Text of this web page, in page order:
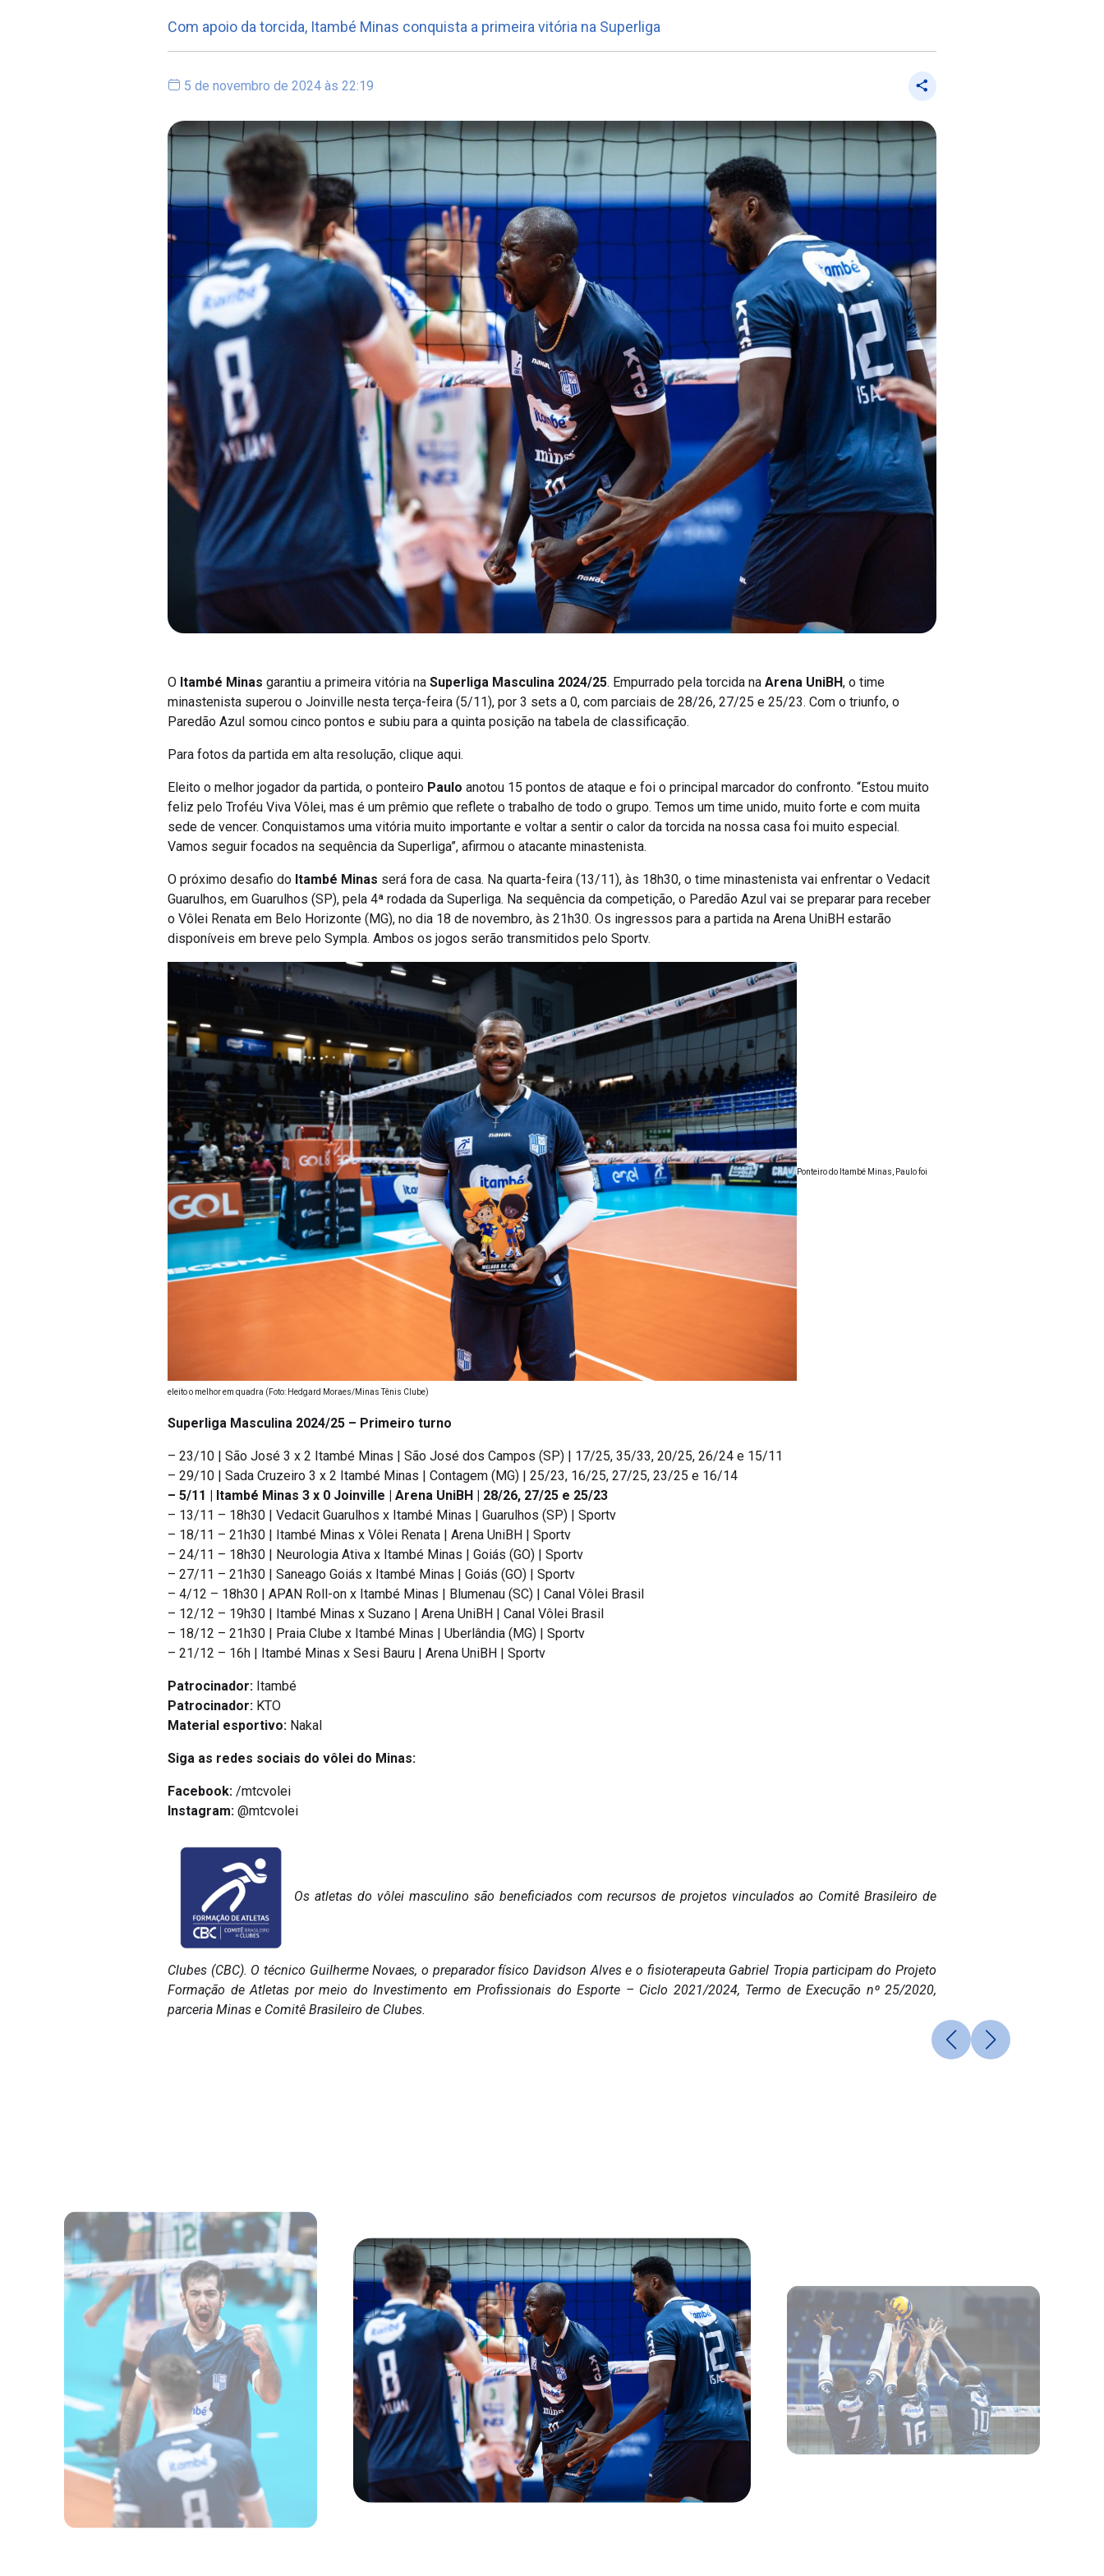
Com apoio da torcida, Itambé Minas conquista a primeira vitória na Superliga
5 de novembro de 2024 às 22:19
O Itambé Minas garantiu a primeira vitória na Superliga Masculina 2024/25. Empurrado pela torcida na Arena UniBH, o time
minastenista superou o Joinville nesta terça-feira (5/11), por 3 sets a 0, com parciais de 28/26, 27/25 e 25/23. Com o triunfo, o
Paredão Azul somou cinco pontos e subiu para a quinta posição na tabela de classificação.
Para fotos da partida em alta resolução, clique aqui.
Eleito o melhor jogador da partida, o ponteiro Paulo anotou 15 pontos de ataque e foi o principal marcador do confronto. “Estou muito
feliz pelo Troféu Viva Vôlei, mas é um prêmio que reflete o trabalho de todo o grupo. Temos um time unido, muito forte e com muita
sede de vencer. Conquistamos uma vitória muito importante e voltar a sentir o calor da torcida na nossa casa foi muito especial.
Vamos seguir focados na sequência da Superliga”, afirmou o atacante minastenista.
O próximo desafio do Itambé Minas será fora de casa. Na quarta-feira (13/11), às 18h30, o time minastenista vai enfrentar o Vedacit
Guarulhos, em Guarulhos (SP), pela 4ª rodada da Superliga. Na sequência da competição, o Paredão Azul vai se preparar para receber
o Vôlei Renata em Belo Horizonte (MG), no dia 18 de novembro, às 21h30. Os ingressos para a partida na Arena UniBH estarão
disponíveis em breve pelo Sympla. Ambos os jogos serão transmitidos pelo Sportv.
Ponteiro do Itambé Minas, Paulo foi
eleito o melhor em quadra (Foto: Hedgard Moraes/Minas Tênis Clube)
Superliga Masculina 2024/25 – Primeiro turno
– 23/10 | São José 3 x 2 Itambé Minas | São José dos Campos (SP) | 17/25, 35/33, 20/25, 26/24 e 15/11
– 29/10 | Sada Cruzeiro 3 x 2 Itambé Minas | Contagem (MG) | 25/23, 16/25, 27/25, 23/25 e 16/14
– 5/11 | Itambé Minas 3 x 0 Joinville | Arena UniBH | 28/26, 27/25 e 25/23
– 13/11 – 18h30 | Vedacit Guarulhos x Itambé Minas | Guarulhos (SP) | Sportv
– 18/11 – 21h30 | Itambé Minas x Vôlei Renata | Arena UniBH | Sportv
– 24/11 – 18h30 | Neurologia Ativa x Itambé Minas | Goiás (GO) | Sportv
– 27/11 – 21h30 | Saneago Goiás x Itambé Minas | Goiás (GO) | Sportv
– 4/12 – 18h30 | APAN Roll-on x Itambé Minas | Blumenau (SC) | Canal Vôlei Brasil
– 12/12 – 19h30 | Itambé Minas x Suzano | Arena UniBH | Canal Vôlei Brasil
– 18/12 – 21h30 | Praia Clube x Itambé Minas | Uberlândia (MG) | Sportv
– 21/12 – 16h | Itambé Minas x Sesi Bauru | Arena UniBH | Sportv
Patrocinador: Itambé
Patrocinador: KTO
Material esportivo: Nakal
Siga as redes sociais do vôlei do Minas:
Facebook: /mtcvolei
Instagram: @mtcvolei
Os atletas do vôlei masculino são beneficiados com recursos de projetos vinculados ao Comitê Brasileiro de
Clubes (CBC). O técnico Guilherme Novaes, o preparador físico Davidson Alves e o fisioterapeuta Gabriel Tropia participam do Projeto
Formação de Atletas por meio do Investimento em Profissionais do Esporte – Ciclo 2021/2024, Termo de Execução nº 25/2020,
parceria Minas e Comitê Brasileiro de Clubes.